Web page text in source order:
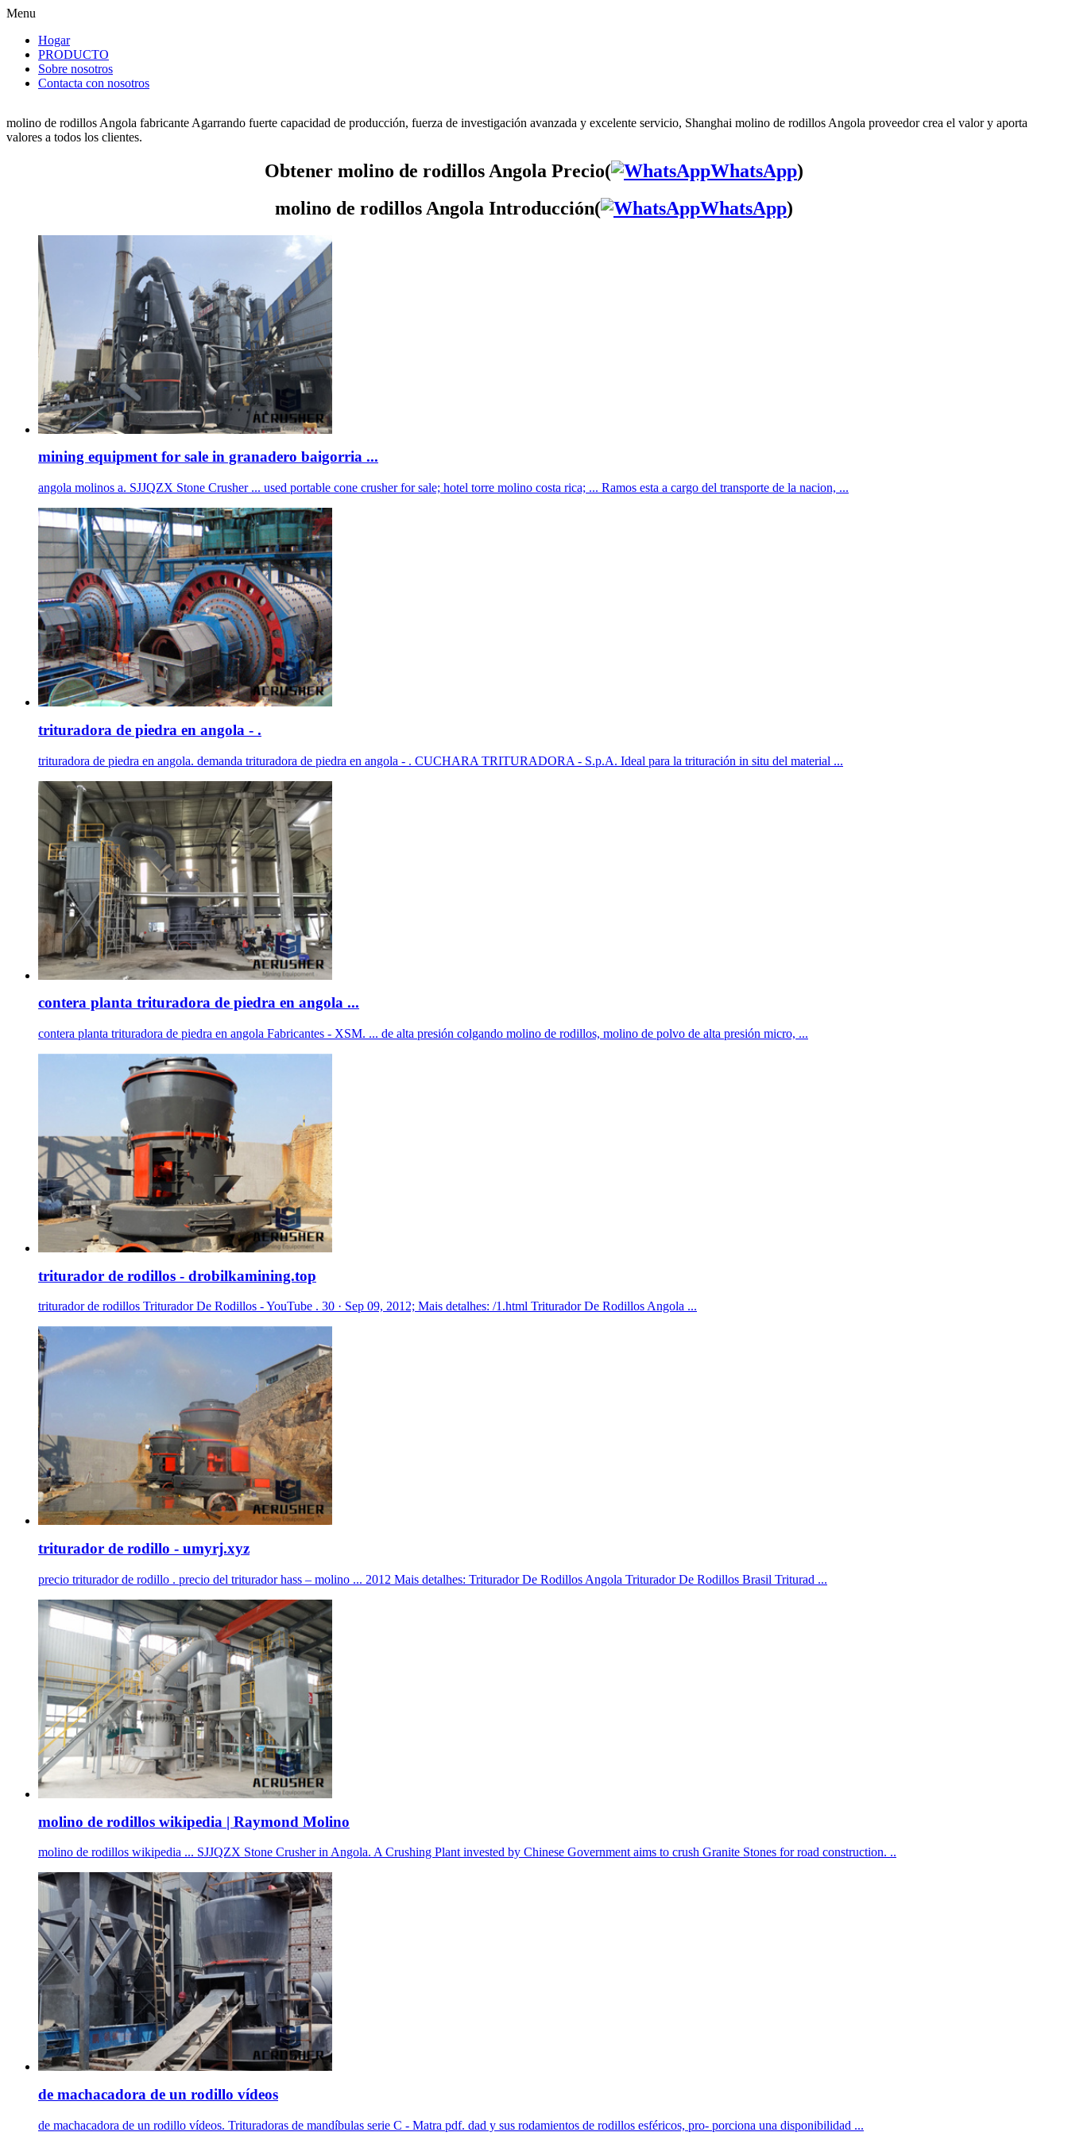
Menu
Hogar
PRODUCTO
Sobre nosotros
Contacta con nosotros
molino de rodillos Angola fabricante Agarrando fuerte capacidad de producción, fuerza de investigación avanzada y excelente servicio, Shanghai molino de rodillos Angola proveedor crea el valor y aporta
valores a todos los clientes.
Obtener molino de rodillos Angola Precio( WhatsApp)
molino de rodillos Angola Introducción(
WhatsApp)
mining equipment for sale in granadero baigorria ...
angola molinos a. SJJQZX Stone Crusher ... used portable cone crusher for sale; hotel torre molino costa rica; ... Ramos esta a cargo del transporte de la nacion, ...
trituradora de piedra en angola - .
trituradora de piedra en angola. demanda trituradora de piedra en angola - . CUCHARA TRITURADORA - S.p.A. Ideal para la trituración in situ del material ...
contera planta trituradora de piedra en angola ...
contera planta trituradora de piedra en angola Fabricantes - XSM. ... de alta presión colgando molino de rodillos, molino de polvo de alta presión micro, ...
triturador de rodillos - drobilkamining.top
triturador de rodillos Triturador De Rodillos - YouTube . 30 · Sep 09, 2012; Mais detalhes: /1.html Triturador De Rodillos Angola ...
triturador de rodillo - umyrj.xyz
precio triturador de rodillo . precio del triturador hass – molino ... 2012 Mais detalhes: Triturador De Rodillos Angola Triturador De Rodillos Brasil Triturad ...
molino de rodillos wikipedia | Raymond Molino
molino de rodillos wikipedia ... SJJQZX Stone Crusher in Angola. A Crushing Plant invested by Chinese Government aims to crush Granite Stones for road construction. ..
de machacadora de un rodillo vídeos
de machacadora de un rodillo vídeos. Trituradoras de mandíbulas serie C - Matra pdf. dad y sus rodamientos de rodillos esféricos, pro- porciona una disponibilidad ...